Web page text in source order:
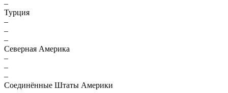
–
Турция
–
–
–
Северная Америка
–
–
–
Соединённые Штаты Америки